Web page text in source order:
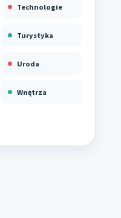
Technologie
Turystyka
Uroda
Wnętrza